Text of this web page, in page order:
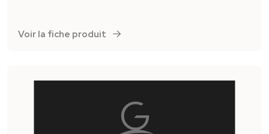
Voir la fiche produit